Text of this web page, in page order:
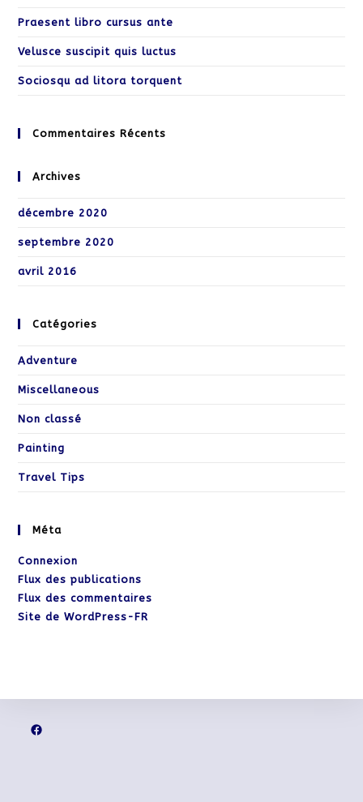
Praesent libro cursus ante
Velusce suscipit quis luctus
Sociosqu ad litora torquent
Commentaires Récents
Archives
décembre 2020
septembre 2020
avril 2016
Catégories
Adventure
Miscellaneous
Non classé
Painting
Travel Tips
Méta
Connexion
Flux des publications
Flux des commentaires
Site de WordPress-FR
Facebook